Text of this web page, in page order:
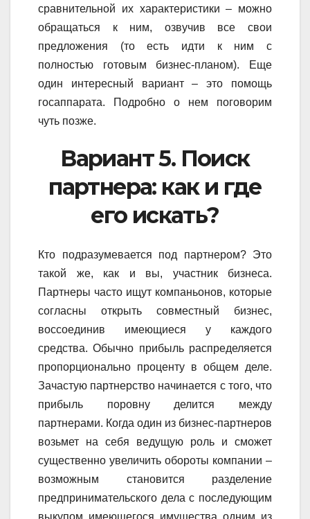
сравнительной их характеристики – можно
обращаться к ним, озвучив все свои
предложения (то есть идти к ним с
полностью готовым бизнес-планом). Еще
один интересный вариант – это помощь
госаппарата. Подробно о нем поговорим
чуть позже.
Вариант 5. Поиск
партнера: как и где
его искать?
Кто подразумевается под партнером? Это
такой же, как и вы, участник бизнеса.
Партнеры часто ищут компаньонов, которые
согласны открыть совместный бизнес,
воссоединив имеющиеся у каждого
средства. Обычно прибыль распределяется
пропорционально проценту в общем деле.
Зачастую партнерство начинается с того, что
прибыль поровну делится между
партнерами. Когда один из бизнес-партнеров
возьмет на себя ведущую роль и сможет
существенно увеличить обороты компании –
возможным становится разделение
предпринимательского дела с последующим
выкупом имеющегося имущества одним из